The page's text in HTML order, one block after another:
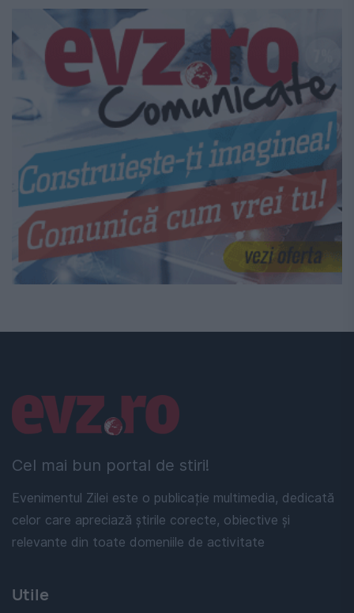
Cel mai bun portal de stiri!
Evenimentul Zilei este o publicație multimedia, dedicată
celor care apreciază știrile corecte, obiective și
relevante din toate domeniile de activitate
Linkuri utile
Utile